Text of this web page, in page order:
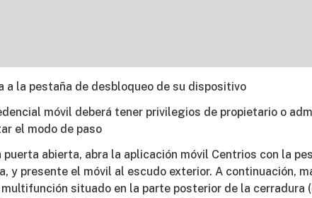
a la pestaña de desbloqueo de su dispositivo
móvil deberá tener privilegios de propietario o
el modo de paso
puerta abierta, abra la aplicación móvil Centrios con la
y presente el móvil al escudo exterior. A continuación,
multifunción situado en la parte posterior de la cerradura